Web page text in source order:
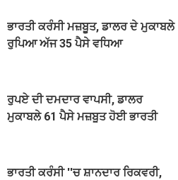
ਭਾਰਤੀ ਕਰੰਸੀ ਮਜ਼ਬੂਤ, ਡਾਲਰ ਦੇ ਮੁਕਾਬਲੇ
ਰੁਪਿਆ ਅੱਜ 35 ਪੈਸੇ ਵਧਿਆ
ਰੁਪਏ ਦੀ ਦਮਦਾਰ ਵਾਪਸੀ, ਡਾਲਰ
ਮੁਕਾਬਲੇ 61 ਪੈਸੇ ਮਜ਼ਬੂਤ ਹੋਈ ਭਾਰਤੀ
ਭਾਰਤੀ ਕਰੰਸੀ ''ਚ ਸ਼ਾਨਦਾਰ ਰਿਕਵਰੀ,